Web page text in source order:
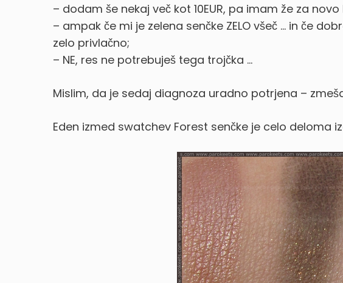
– dodam še nekaj več kot 10EUR, pa imam že za
– ampak če mi je zelena senčke ZELO všeč … in če
zelo privlačno;
– NE, res ne potrebuješ tega trojčka …
Mislim, da je sedaj diagnoza uradno potrjena –
Eden izmed swatchev Forest senčke je celo deloma